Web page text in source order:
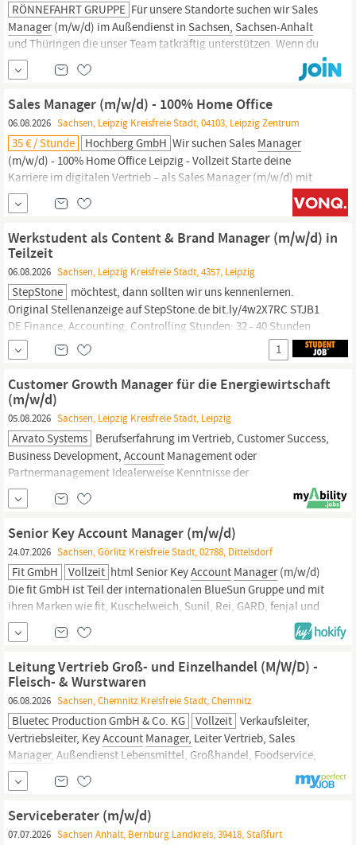
RÖNNEFAHRT GRUPPE Für unsere Standorte suchen wir Sales
Manager(m/w/d) im Außendienst in Sachsen, Sachsen-Anhalt
und Thüringen die unser Team tatkräftig unterstützen. Wenn du
eine Leidenschaft für Vertrieb hast und gerne in einem
innovativen und kundenorientierten Unternehmen arbeiten
möchtest, dann bewirb dich bei uns und werde Teil...
Sales Manager (m/w/d) - 100% Home Office
06.08.2026 Sachsen, Leipzig Kreisfreie Stadt, 04103, Leipzig Zentrum
35 € / Stunde Hochberg GmbH Wir suchen Sales Manager
(m/w/d) - 100% Home Office Leipzig - Vollzeit Starte deine
Karriere im digitalen Vertrieb – als Sales Manager (m/w/d) mit
Sinn, System und echter Perspektive im Bildungssektor! Du hast
ein gutes Gespür für Menschen, möchtest Weiterbildung
Werkstudent als Content & Brand Manager (m/w/d) in
Teilzeit
06.08.2026 Sachsen, Leipzig Kreisfreie Stadt, 4357, Leipzig
StepStone möchtest, dann sollten wir uns kennenlernen.
Original Stellenanzeige auf StepStone.de bit.ly/4w2X7RC STJB1
DE Finance, Accounting, Controlling Stunden: 32 - 40 Stunden
1
Customer Growth Manager für die Energiewirtschaft
(m/w/d)
05.08.2026 Sachsen, Leipzig Kreisfreie Stadt, Leipzig
Arvato Systems Berufserfahrung im Vertrieb, Customer Success,
Business Development, Account Management oder
Partnermanagement Idealerweise Kenntnisse der
Energiewirtschaft oder großes Interesse, sich in die Branche
einzuarbeiten Ausgeprägte IT-Affinität sowie Interesse an
digitalen Lösungen und Technologien Souveränes Auftreten
gegenüber Kunden und die
Senior Key Account Manager (m/w/d)
24.07.2026 Sachsen, Görlitz Kreisfreie Stadt, 02788, Dittelsdorf
Fit GmbH Vollzeit html Senior KeyAccount Manager(m/w/d)
Die fit GmbH ist Teil der internationalen BlueSun Gruppe und mit
ihren Marken wie fit, Kuschelweich, Sunil, Rei, GARD, fenjal und
MUM in mehr als 40 Ländern erfolgreich. Unsere Produkte aus den
Bereichen Kosmetik sowie Wasch-, Putz- und Reinigungsmittel
Leitung Vertrieb Groß- und Einzelhandel (M/W/D) -
Fleisch- & Wurstwaren
06.08.2026 Sachsen, Chemnitz Kreisfreie Stadt, Chemnitz
Bluetec Production GmbH & Co. KG Vollzeit Verkaufsleiter,
Vertriebsleiter, KeyAccount Manager, Leiter Vertrieb, Sales
Manager, Außendienst Lebensmittel, Großhandel, Foodservice,
Lebensmitteleinzelhandel (LEH), Fleisch- und Wurstwaren,
Vertrieb Lebensmittelindustrie Ansprechpartner Bente Schmitter
T: 0211 1716050 E: b.schmitter(at)bluetec-production(dot)com...
Serviceberater (m/w/d)
07.07.2026 Sachsen Anhalt, Bernburg Landkreis, 39418, Staßfurt